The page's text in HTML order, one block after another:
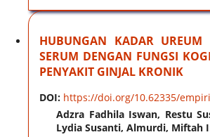
HUBUNGAN KADAR UREUM
SERUM DENGAN FUNGSI
PENYAKIT GINJAL KRONIK
DOI: https://doi.org/10.62335/
Adzra Fadhila Iswan, Restu
Lydia Susanti, Almurdi, Miftah